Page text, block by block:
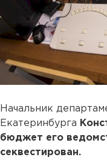
Начальник
Екатеринбурга
бюджет его
секвестирован.